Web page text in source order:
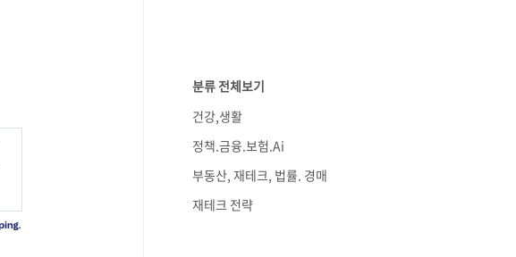
분류 전체보기
건강,생활
정책.금융.보험.Ai
부동산, 재테크, 법률. 경매
재테크 전략